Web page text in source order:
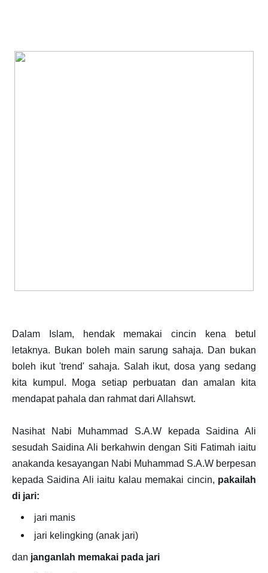
Dalam Islam, hendak memakai cincin kena betul
letaknya. Bukan boleh main sarung sahaja. Dan bukan
boleh ikut 'trend' sahaja. Salah ikut, dosa yang sedang
kita kumpul. Moga setiap perbuatan dan amalan kita
mendapat pahala dan rahmat dari Allahswt.
Nasihat Nabi Muhammad S.A.W kepada Saidina Ali
sesudah Saidina Ali berkahwin dengan Siti Fatimah iaitu
anakanda kesayangan Nabi Muhammad S.A.W berpesan
kepada Saidina Ali iaitu kalau memakai cincin, pakailah
di jari:
jari manis
jari kelingking (anak jari)
dan janganlah memakai pada jari